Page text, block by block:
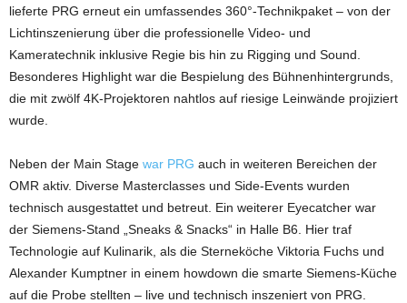
lieferte PRG erneut ein umfassendes 360°-Technikpaket – von der
Lichtinszenierung über die professionelle Video- und
Kameratechnik inklusive Regie bis hin zu Rigging und Sound.
Besonderes Highlight war die Bespielung des Bühnenhintergrunds,
die mit zwölf 4K-Projektoren nahtlos auf riesige Leinwände projiziert
wurde.
Neben der Main Stage war PRG auch in weiteren Bereichen der
OMR aktiv. Diverse Masterclasses und Side-Events wurden
technisch ausgestattet und betreut. Ein weiterer Eyecatcher war
der Siemens-Stand „Sneaks & Snacks“ in Halle B6. Hier traf
Technologie auf Kulinarik, als die Sterneköche Viktoria Fuchs und
Alexander Kumptner in einem howdown die smarte Siemens-Küche
auf die Probe stellten – live und technisch inszeniert von PRG.